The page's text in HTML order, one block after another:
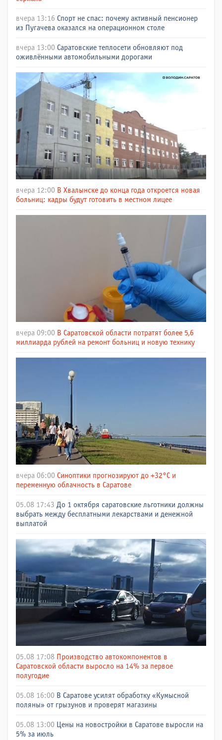
вчера 13:16 Спорт не спас: почему активный пенсионер
из Пугачева оказался на операционном столе
вчера 13:00 Саратовские теплосети обновляют под
оживлёнными автомобильными дорогами
вчера 12:00 В Хвалынске до конца года откроется новая
больниц: кадры будут готовить в местном лицее
вчера 09:00 В Саратовской области потратят более 5,6
миллиарда рублей на ремонт больниц и новую технику
вчера 06:00 Синоптики прогнозируют до +32°C и
переменную облачность в Саратове
05.08 17:43 До 1 октября саратовские льготники должны
выбрать между бесплатными лекарствами и денежной
выплатой
05.08 17:08 Производство автокомпонентов в
Саратовской области выросло на 14% за первое
полугодие
05.08 16:00 В Саратове усилят обработку «Кумысной
поляны» от грызунов и проверят магазины
05.08 13:00 Цены на новостройки в Саратове выросли на
5% за июль